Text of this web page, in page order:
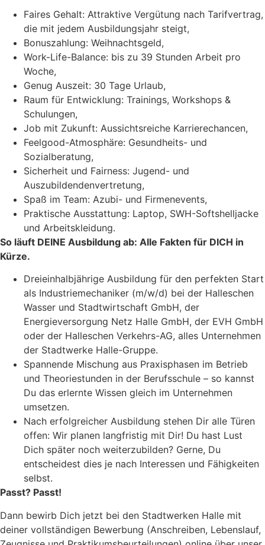
Faires Gehalt: Attraktive Vergütung nach Tarifvertrag,
die mit jedem Ausbildungsjahr steigt,
Bonuszahlung: Weihnachtsgeld,
Work-Life-Balance: bis zu 39 Stunden Arbeit pro
Woche,
Genug Auszeit: 30 Tage Urlaub,
Raum für Entwicklung: Trainings, Workshops &
Schulungen,
Job mit Zukunft: Aussichtsreiche Karrierechancen,
Feelgood-Atmosphäre: Gesundheits- und
Sozialberatung,
Sicherheit und Fairness: Jugend- und
Auszubildendenvertretung,
Spaß im Team: Azubi- und Firmenevents,
Praktische Ausstattung: Laptop, SWH-Softshelljacke
und Arbeitskleidung.
So läuft DEINE Ausbildung ab: Alle Fakten für DICH in
Kürze.
Dreieinhalbjährige Ausbildung für den perfekten Start
als Industriemechaniker (m/w/d) bei der Halleschen
Wasser und Stadtwirtschaft GmbH, der
Energieversorgung Netz Halle GmbH, der EVH GmbH
oder der Halleschen Verkehrs-AG, alles Unternehmen
der Stadtwerke Halle-Gruppe.
Spannende Mischung aus Praxisphasen im Betrieb
und Theoriestunden in der Berufsschule – so kannst
Du das erlernte Wissen gleich im Unternehmen
umsetzen.
Nach erfolgreicher Ausbildung stehen Dir alle Türen
offen: Wir planen langfristig mit Dir! Du hast Lust
Dich später noch weiterzubilden? Gerne, Du
entscheidest dies je nach Interessen und Fähigkeiten
selbst.
Passt? Passt!
Dann bewirb Dich jetzt bei den Stadtwerken Halle mit
deiner vollständigen Bewerbung (Anschreiben, Lebenslauf,